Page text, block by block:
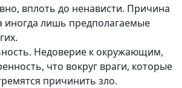
вплоть до ненависти. Причина
иногда лишь предполагаемые
Недоверие к окружающим,
что вокруг враги, которые
причинить зло.